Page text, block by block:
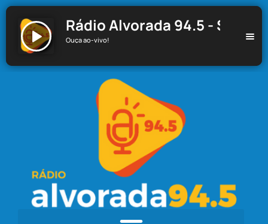
Rádio Alvorada 94.5 - Santa
Ouça ao-vivo!